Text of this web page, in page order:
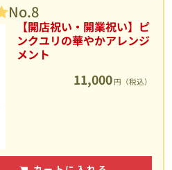
No.8
【開店祝い・開業祝い】ピ
ンクユリの華やかアレンジ
メント
11,000 円（税込）